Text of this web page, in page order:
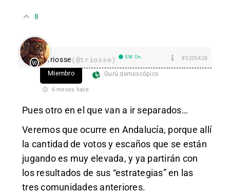
8
Triosse(@triosse) EM On #3205428
Miembro Gurú demoscópico
6 meses hace
Pues otro en el que van a ir separados…
Veremos que ocurre en Andalucía, porque allí
la cantidad de votos y escaños que se están
jugando es muy elevada, y ya partirán con
los resultados de sus “estrategias” en las
tres comunidades anteriores.